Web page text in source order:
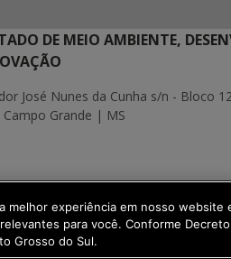
DE MEIO AMBIENTE,
José Nunes da Cunha s/n - Bloco
Grande | MS
Executiva de
melhor experiência em nosso website
para você. Conforme
Grosso do Sul.